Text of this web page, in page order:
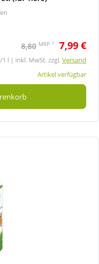
8,80 MRP 2 7,99 €
1 l | inkl. MwSt. zzgl.Versand
Artikel verfügbar